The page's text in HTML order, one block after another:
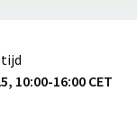
10:00-16:00 CET